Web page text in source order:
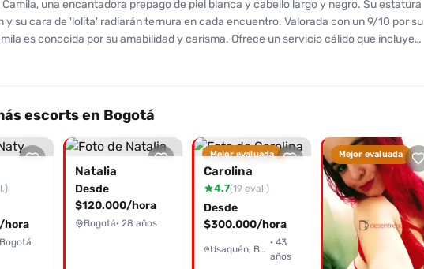
Camila, una encantadora prepago de piel blanca y cabello largo y negro. Su estatura
y su cara de 'lolita' radiarán ternura en cada encuentro. Valorada con un 9/10 por su
es conocida por su amabilidad y carisma. Ofrece un servicio cálido que incluye
sexo oral y una experiencia de novios que muchos han elogiado. Aunque su
experiencia íntima y relajada. Camila cumple fantasías y fetiches, destacando por
presentación personal y su disposición para complacerte. No te quedes con las
al 3228768006 y vive momentos inolvidables con ella!
escorts en Bogotá
hora
Natalia
Desde
$120.000/hora
Bogotá· 28 años
Mejor evaluada
Carolina
4.7(19 eval.)
Desde
$300.000/hora
Usaquén, Bogotá
· 43
años
Mejor evaluada